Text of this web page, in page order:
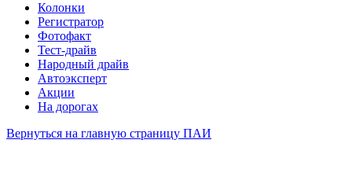
Колонки
Регистратор
Фотофакт
Тест-драйв
Народный драйв
Автоэксперт
Акции
На дорогах
Вернуться на главную страницу ПАИ